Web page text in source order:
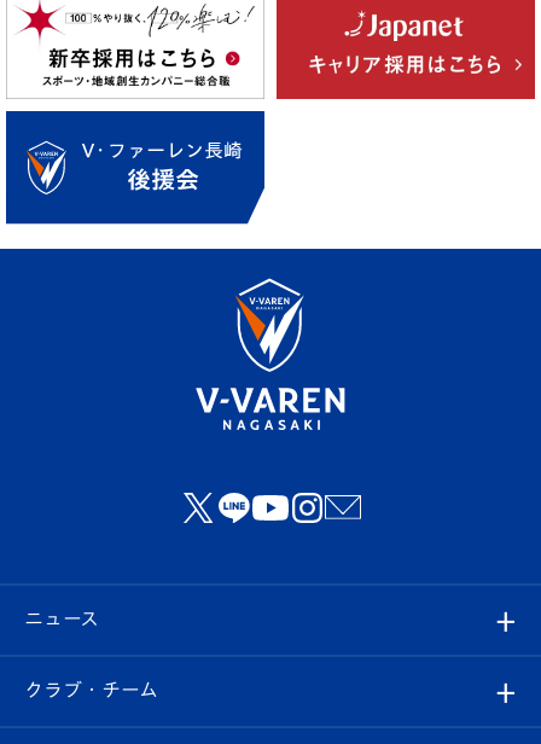
ニュース
すべて
クラブ・チーム